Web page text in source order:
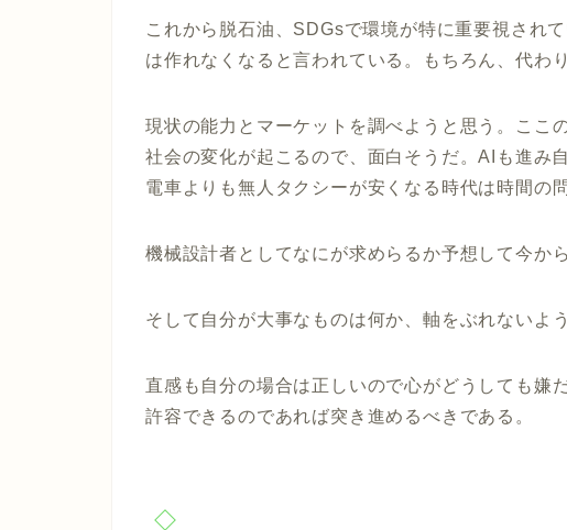
これから脱石油、SDGsで環境が特に重要視され
は作れなくなると言われている。もちろん、代わ
現状の能力とマーケットを調べようと思う。ここ
社会の変化が起こるので、面白そうだ。AIも進み
電車よりも無人タクシーが安くなる時代は時間の
機械設計者としてなにが求めらるか予想して今か
そして自分が大事なものは何か、軸をぶれないよ
直感も自分の場合は正しいので心がどうしても嫌
許容できるのであれば突き進めるべきである。